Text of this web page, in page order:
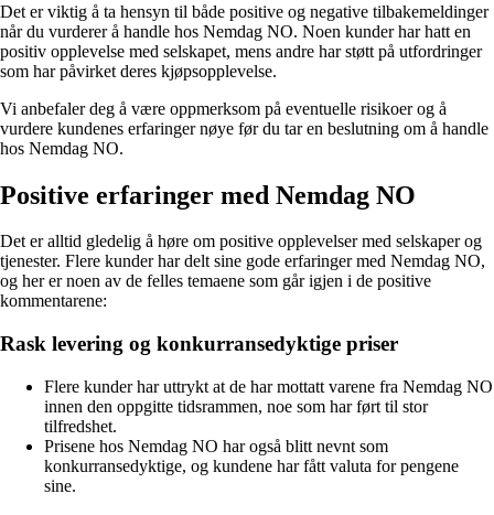
Det er viktig å ta hensyn til både positive og negative tilbakemeldinger
når du vurderer å handle hos Nemdag NO. Noen kunder har hatt en
positiv opplevelse med selskapet, mens andre har støtt på utfordringer
som har påvirket deres kjøpsopplevelse.
Vi anbefaler deg å være oppmerksom på eventuelle risikoer og å
vurdere kundenes erfaringer nøye før du tar en beslutning om å handle
hos Nemdag NO.
Positive erfaringer med Nemdag NO
Det er alltid gledelig å høre om positive opplevelser med selskaper og
tjenester. Flere kunder har delt sine gode erfaringer med Nemdag NO,
og her er noen av de felles temaene som går igjen i de positive
kommentarene:
Rask levering og konkurransedyktige priser
Flere kunder har uttrykt at de har mottatt varene fra Nemdag NO
innen den oppgitte tidsrammen, noe som har ført til stor
tilfredshet.
Prisene hos Nemdag NO har også blitt nevnt som
konkurransedyktige, og kundene har fått valuta for pengene
sine.